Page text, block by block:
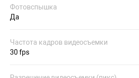
Фотовспышка
Да
Частота кадров видеосъемки
30 fps